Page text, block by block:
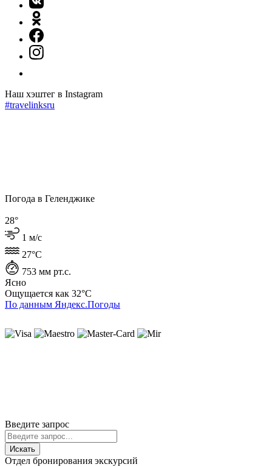
Наш хэштег в Instagram
#travelinksru
Погода в Геленджике
28°
1 м/с
27°C
753 мм рт.с.
Ясно
Ощущается как 32°C
По данным Яндекс.Погоды
Введите запрос
Искать
Отдел бронирования экскурсий